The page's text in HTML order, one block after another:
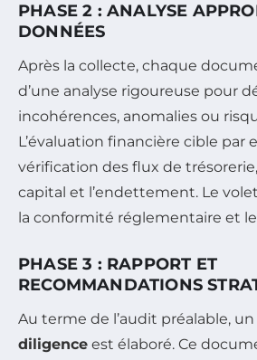
PHASE 2 : ANALYSE
DONNÉES
Après la collecte, chaque
d’une analyse rigoureuse pour
incohérences, anomalies ou
L’évaluation financière cible par
vérification des flux de
capital et l’endettement. Le volet
la conformité réglementaire et
PHASE 3 : RAPPORT ET
RECOMMANDATIONS
Au terme de l’audit préalable, un
diligence est élaboré. Ce